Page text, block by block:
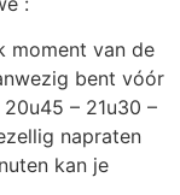
moment van de
bent vóór
– 21u30 –
napraten
kan je